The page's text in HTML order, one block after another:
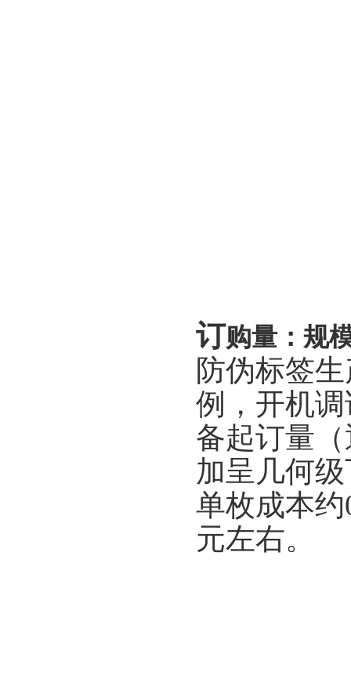
订购量：规
防伪标签
例，开机
备起订量
加呈几何
单枚成本
元左右。